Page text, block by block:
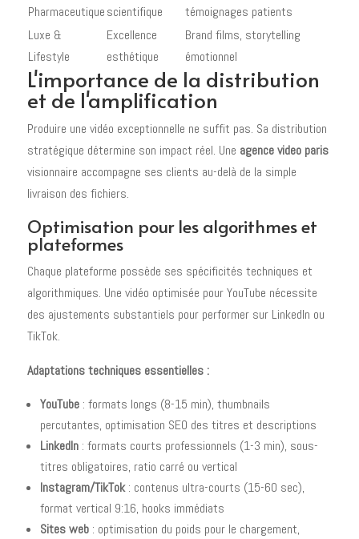
Pharmaceutiquescientifique
témoignages patients
Luxe &
Lifestyle
Excellence
esthétique
Brand films, storytelling
émotionnel
L'importance de la distribution
et de l'amplification
Produire une vidéo exceptionnelle ne suffit pas. Sa distribution
stratégique détermine son impact réel. Une agence video paris
visionnaire accompagne ses clients au-delà de la simple
livraison des fichiers.
Optimisation pour les algorithmes et
plateformes
Chaque plateforme possède ses spécificités techniques et
algorithmiques. Une vidéo optimisée pour YouTube nécessite
des ajustements substantiels pour performer sur LinkedIn ou
TikTok.
Adaptations techniques essentielles :
YouTube: formats longs (8-15 min), thumbnails
percutantes, optimisation SEO des titres et descriptions
LinkedIn: formats courts professionnels (1-3 min), sous-
titres obligatoires, ratio carré ou vertical
Instagram/TikTok: contenus ultra-courts (15-60 sec),
format vertical 9:16, hooks immédiats
Sites web: optimisation du poids pour le chargement,